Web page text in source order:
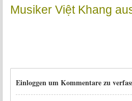
Musiker Việt Khang
Einloggen um Kommentare zu